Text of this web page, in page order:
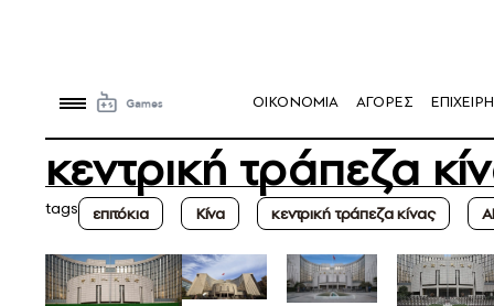
OIKONOMIA ΑΓΟΡΕΣ
κεντρική τράπεζα
tags επιτόκια Κίνα κεντρική τράπεζα κίνας